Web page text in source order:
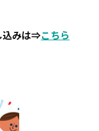
込みは⇒こちら